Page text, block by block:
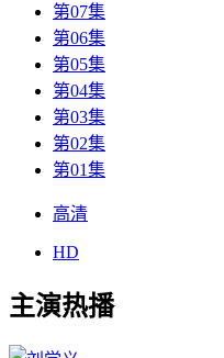
第07集
第06集
第05集
第04集
第03集
第02集
第01集
高清
HD
主演热播